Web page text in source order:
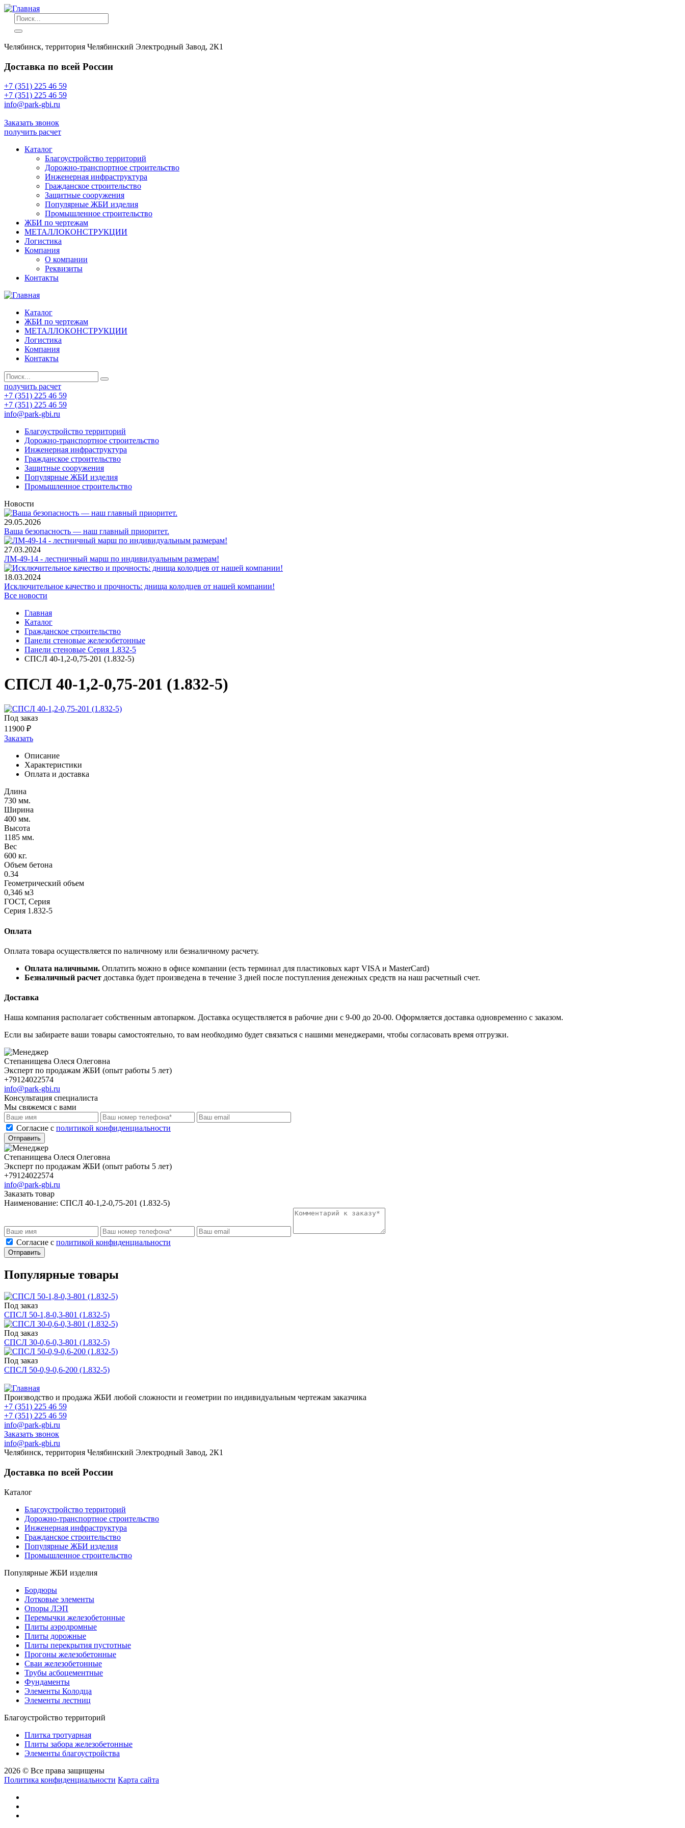
Челябинск, территория Челябинский Электродный Завод, 2К1
Доставка по всей России
+7 (351) 225 46 59
+7 (351) 225 46 59
info@park-gbi.ru
Заказать звонок
получить расчет
Каталог
Благоустройство территорий
Дорожно-транспортное строительство
Инженерная инфраструктура
Гражданское строительство
Защитные сооружения
Популярные ЖБИ изделия
Промышленное строительство
ЖБИ по чертежам
МЕТАЛЛОКОНСТРУКЦИИ
Логистика
Компания
О компании
Реквизиты
Контакты
Каталог
ЖБИ по чертежам
МЕТАЛЛОКОНСТРУКЦИИ
Логистика
Компания
Контакты
получить расчет
+7 (351) 225 46 59
+7 (351) 225 46 59
info@park-gbi.ru
Благоустройство территорий
Дорожно-транспортное строительство
Инженерная инфраструктура
Гражданское строительство
Защитные сооружения
Популярные ЖБИ изделия
Промышленное строительство
Новости
29.05.2026
Ваша безопасность — наш главный приоритет.
27.03.2024
ЛМ-49-14 - лестничный марш по индивидуальным размерам!
18.03.2024
Исключительное качество и прочность: днища колодцев от нашей компании!
Все новости
Главная
Каталог
Гражданское строительство
Панели стеновые железобетонные
Панели стеновые Серия 1.832-5
СПСЛ 40-1,2-0,75-201 (1.832-5)
СПСЛ 40-1,2-0,75-201 (1.832-5)
Под заказ
11900 ₽
Заказать
Описание
Характеристики
Оплата и доставка
Длина
730 мм.
Ширина
400 мм.
Высота
1185 мм.
Вес
600 кг.
Объем бетона
0.34
Геометрический объем
0,346 м3
ГОСТ, Серия
Серия 1.832-5
Оплата
Оплата товара осуществляется по наличному или безналичному расчету.
Оплата наличными. Оплатить можно в офисе компании (есть терминал для пластиковых карт VISA и MasterCard)
Безналичный расчет доставка будет произведена в течение 3 дней после поступления денежных средств на наш расчетный счет.
Доставка
Наша компания располагает собственным автопарком. Доставка осуществляется в рабочие дни с 9-00 до 20-00. Оформляется доставка одновременно с заказом.
Если вы забираете ваши товары самостоятельно, то вам необходимо будет связаться с нашими менеджерами, чтобы согласовать время отгрузки.
Степанищева Олеся Олеговна
Эксперт по продажам ЖБИ (опыт работы 5 лет)
+79124022574
info@park-gbi.ru
Консультация специалиста
Мы свяжемся с вами
Cогласие с политикой конфиденциальности
Отправить
Степанищева Олеся Олеговна
Эксперт по продажам ЖБИ (опыт работы 5 лет)
+79124022574
info@park-gbi.ru
Заказать товар
Наименование: СПСЛ 40-1,2-0,75-201 (1.832-5)
Cогласие с политикой конфиденциальности
Отправить
Популярные товары
Под заказ
СПСЛ 50-1,8-0,3-801 (1.832-5)
Под заказ
СПСЛ 30-0,6-0,3-801 (1.832-5)
Под заказ
СПСЛ 50-0,9-0,6-200 (1.832-5)
Производство и продажа ЖБИ любой сложности и геометрии по индивидуальным чертежам заказчика
+7 (351) 225 46 59
+7 (351) 225 46 59
info@park-gbi.ru
Заказать звонок
info@park-gbi.ru
Челябинск, территория Челябинский Электродный Завод, 2К1
Доставка по всей России
Каталог
Благоустройство территорий
Дорожно-транспортное строительство
Инженерная инфраструктура
Гражданское строительство
Популярные ЖБИ изделия
Промышленное строительство
Популярные ЖБИ изделия
Бордюры
Лотковые элементы
Опоры ЛЭП
Перемычки железобетонные
Плиты аэродромные
Плиты дорожные
Плиты перекрытия пустотные
Прогоны железобетонные
Сваи железобетонные
Трубы асбоцементные
Фундаменты
Элементы Колодца
Элементы лестниц
Благоустройство территорий
Плитка тротуарная
Плиты забора железобетонные
Элементы благоустройства
2026 © Все права защищены
Политика конфиденциальности Карта сайта